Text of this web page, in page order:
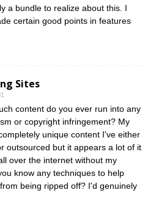
a bundle to realize about this. I
certain good points in features
Sites
content do you ever run into any
or copyright infringement? My
unique content I've either
outsourced but it appears a lot of it
over the internet without my
know any techniques to help
being ripped off? I'd genuinely